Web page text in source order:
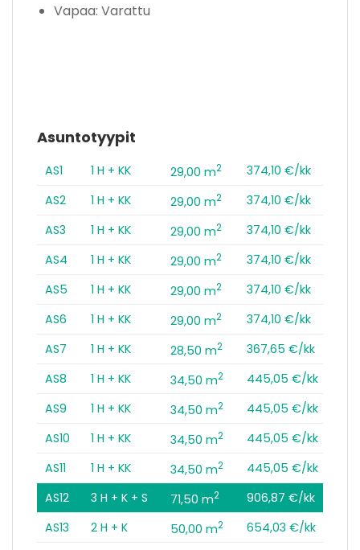
Asuntotyypit
AS1 1 H + KK 29,00 m2
374,10 €/kk
AS2
1 H + KK 29,00 m2
374,10 €/kk
AS3
1 H + KK 29,00 m2
374,10 €/kk
AS4
1 H + KK 29,00 m2
374,10 €/kk
AS5
1 H + KK 29,00 m2
374,10 €/kk
AS6
1 H + KK 29,00 m2
374,10 €/kk
AS7
1 H + KK 28,50 m2
367,65 €/kk
AS8
1 H + KK 34,50 m2
445,05 €/kk
AS9
1 H + KK 34,50 m2
445,05 €/kk
AS10
1 H + KK 34,50 m2
445,05 €/kk
AS11
1 H + KK 34,50 m2
445,05 €/kk
AS12
3 H + K + S 71,50 m2
906,87 €/kk
AS13
2 H + K 50,00 m2 654,03 €/kk
Vapaa: Varattu